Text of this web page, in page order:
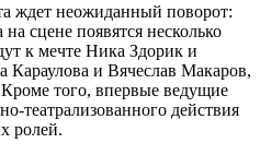
ждет неожиданный поворот:
сцене появятся несколько
к мечте Ника Здорик и
и Вячеслав Макаров,
того, впервые ведущие
театрализованного действия
ролей.